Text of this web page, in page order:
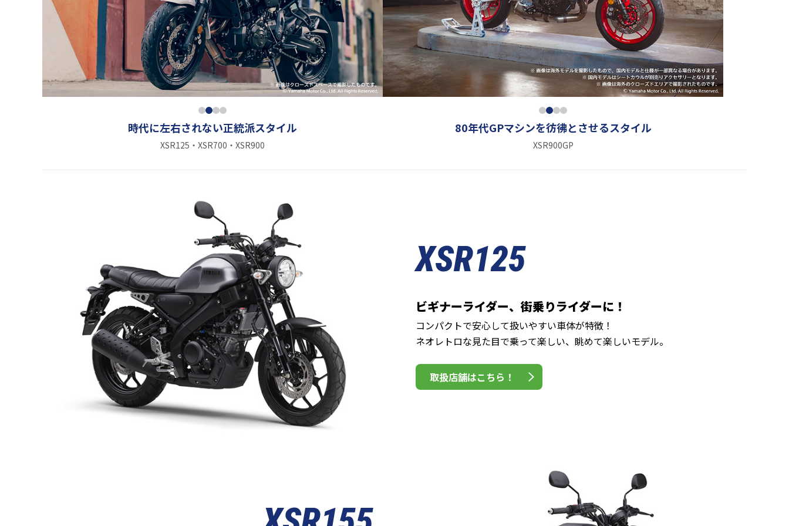
時代に左右されない正統派スタイル
XSR125・XSR700・XSR900
80年代GPマシンを彷彿とさせるスタイル
XSR900GP
XSR125
ビギナーライダー、街乗りライダーに！
コンパクトで安心して扱いやすい車体が特徴！
ネオレトロな見た目で乗って楽しい、眺めて楽しいモデル。
取扱店舗はこちら！